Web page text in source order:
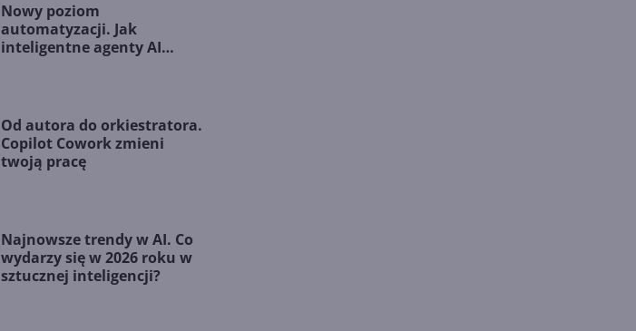
Nowy poziom
automatyzacji. Jak
inteligentne agenty AI
Od autora do orkiestratora.
Copilot Cowork zmieni
twoją pracę
Najnowsze trendy w AI. Co
wydarzy się w 2026 roku w
sztucznej inteligencji?